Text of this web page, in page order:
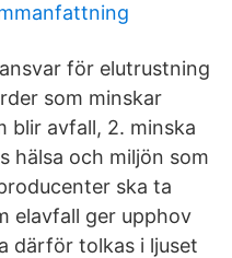
för elutrustning
som minskar
blir avfall, 2. minska
hälsa och miljön som
ska ta
elavfall ger upphov
därför tolkas i ljuset